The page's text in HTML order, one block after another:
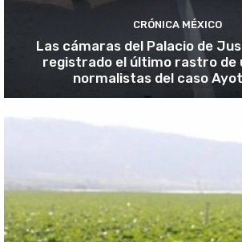
CRÓNICA MÉXICO
Las cámaras del Palacio de
registrado el último rastro de
normalistas del caso